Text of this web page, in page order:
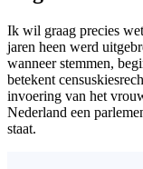
Ik wil graag precies
jaren heen werd
wanneer stemmen,
betekent
invoering van het
Nederland een
staat.